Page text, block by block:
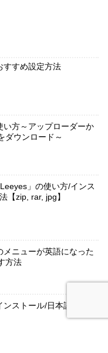
すすめ設定方法
い方～アップローダーか
ダウンロード～
」の使い方/インス
【zip, rar, jpg】
メニューが英語になった
方法
ストール/日本語化の